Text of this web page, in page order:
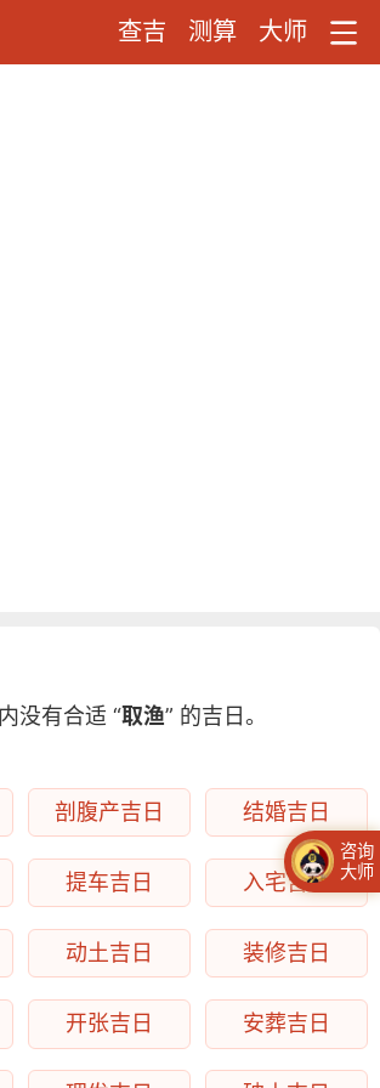
查吉 测算 大师
没有合适 “取渔” 的吉日。
剖腹产吉日 结婚吉日
提车吉日 入宅吉日
动土吉日 装修吉日
开张吉日 安葬吉日
咨询
大师